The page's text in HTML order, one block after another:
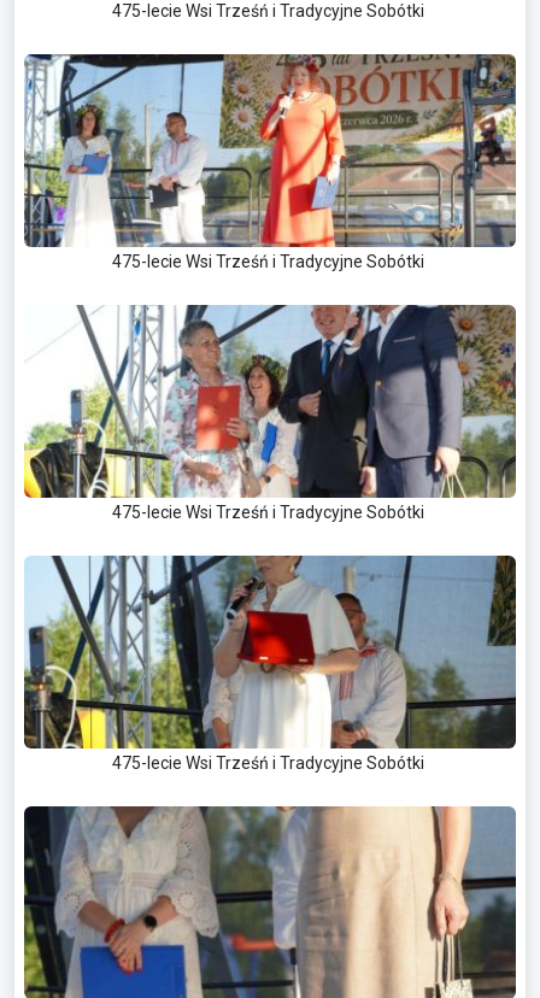
475-lecie Wsi Trześń i Tradycyjne Sobótki
475-lecie Wsi Trześń i Tradycyjne Sobótki
475-lecie Wsi Trześń i Tradycyjne Sobótki
475-lecie Wsi Trześń i Tradycyjne Sobótki